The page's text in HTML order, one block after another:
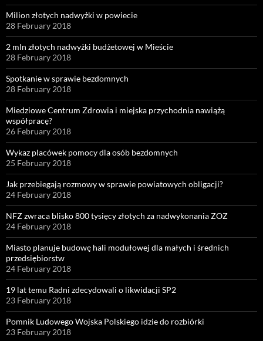
Milion złotych nadwyżki w powiecie
28 February 2018
2 mln złotych nadwyżki budżetowej w Mieście
28 February 2018
Spotkanie w sprawie bezdomnych
28 February 2018
Miedziowe Centrum Zdrowia i miejska przychodnia nawiążą
współpracę?
26 February 2018
Wykaz placówek pomocy dla osób bezdomnych
25 February 2018
Jak przebiegają rozmowy w sprawie powiatowych obligacji?
24 February 2018
NFZ zwraca blisko 800 tysięcy złotych za nadwykonania ZOZ
24 February 2018
Miasto planuje budowę hali modułowej dla małych i średnich
przedsiębiorstw
24 February 2018
19 lat temu Radni zdecydowali o likwidacji SP2
23 February 2018
Pomnik Ludowego Wojska Polskiego idzie do rozbiórki
23 February 2018